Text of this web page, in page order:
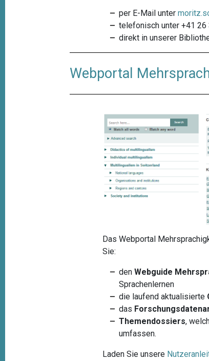
per E-Mail unter
telefonisch unter +41 26
direkt in unserer
Webportal
Das Webportal
Sie:
denWebguide
Sprachenlernen
die laufend aktualisierte
das
Themendossiers,
umfassen.
Laden Sie unsere